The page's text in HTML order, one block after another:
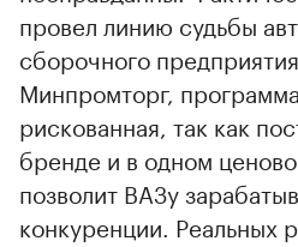
провел линию судьбы
сборочного
Минпромторг,
рискованная, так как
бренде и в одном
позволит ВАЗу
конкуренции. Реальных